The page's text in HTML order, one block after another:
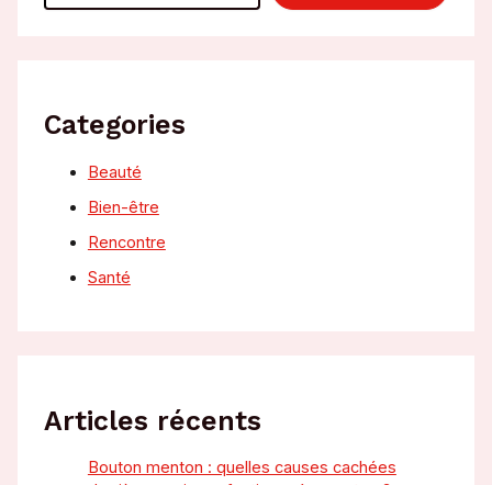
Categories
Beauté
Bien-être
Rencontre
Santé
Articles récents
Bouton menton : quelles causes cachées